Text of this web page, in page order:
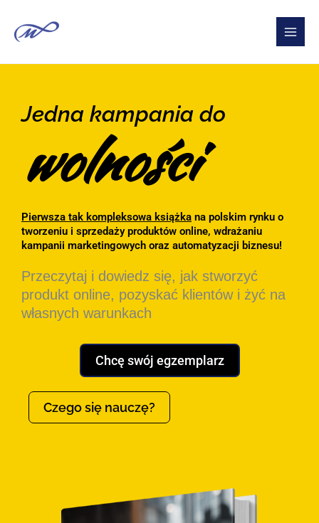
Menu
Jedna kampania do
wolności
Pierwsza tak kompleksowa książka na polskim rynku o
tworzeniu i sprzedaży produktów online, wdrażaniu
kampanii marketingowych oraz automatyzacji biznesu!
Przeczytaj i dowiedz się, jak stworzyć
produkt online, pozyskać klientów i żyć na
własnych warunkach
Chcę swój egzemplarz
Czego się nauczę?